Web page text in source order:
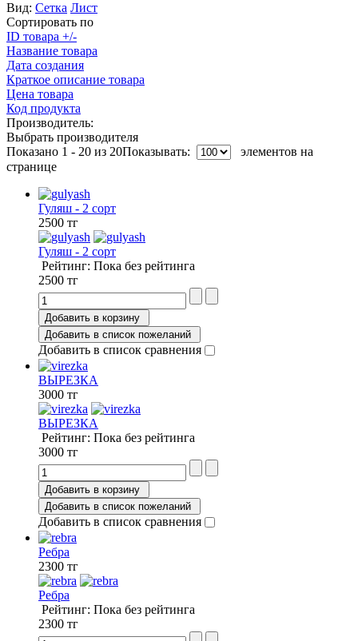
Вид: Сетка Лист
Сортировать по
ID товара +/-
Название товара
Дата создания
Краткое описание товара
Цена товара
Код продукта
Производитель:
Выбрать производителя
Показано 1 - 20 из 20Показывать:
элементов на
странице
Гуляш - 2 сорт
2500 тг
Гуляш - 2 сорт
Рейтинг: Пока без рейтинга
2500 тг
Добавить в корзину
Добавить в список пожеланий
Добавить в список сравнения
ВЫРЕЗКА
3000 тг
ВЫРЕЗКА
Рейтинг: Пока без рейтинга
3000 тг
Добавить в корзину
Добавить в список пожеланий
Добавить в список сравнения
Ребра
2300 тг
Ребра
Рейтинг: Пока без рейтинга
2300 тг